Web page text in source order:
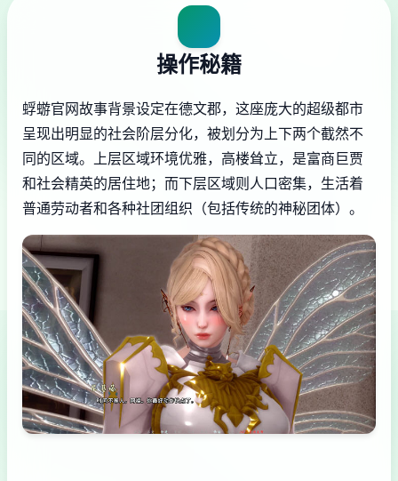
操作秘籍
蜉蝣官网故事背景设定在德文郡，这座庞大的超级都市
呈现出明显的社会阶层分化，被划分为上下两个截然不
同的区域。上层区域环境优雅，高楼耸立，是富商巨贾
和社会精英的居住地；而下层区域则人口密集，生活着
普通劳动者和各种社团组织（包括传统的神秘团体）。